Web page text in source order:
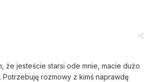
że jesteście starsi ode mnie, macie dużo
rozmowy z kimś naprawdę